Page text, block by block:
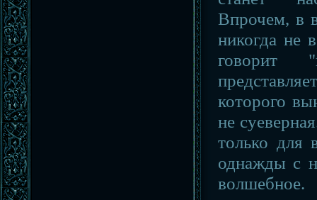
Впрочем, в
никогда не
говорит
которого
не
только для
однажды с
волшебное.